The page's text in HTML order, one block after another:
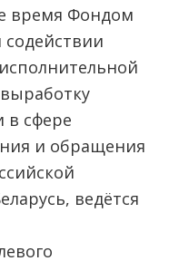
время Фондом
в сфере
и обращения
ведётся